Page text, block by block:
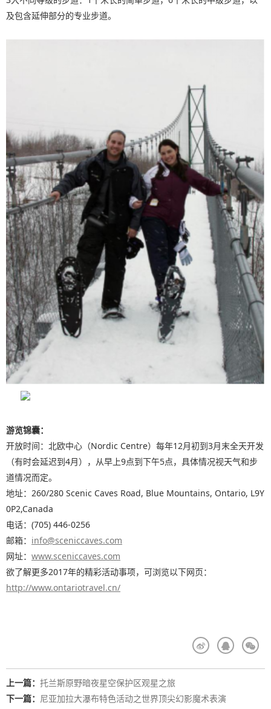
及包含延伸部分的专业步道。
游览锦囊：
开放时间：北欧中心（Nordic Centre）每年12月初到3月末全天开发
（有时会延迟到4月），从早上9点到下午5点，具体情况视天气和步
道情况而定。
地址：260/280 Scenic Caves Road, Blue Mountains, Ontario, L9Y
0P2,Canada
电话：(705) 446-0256
邮箱： info@sceniccaves.com
网址： www.sceniccaves.com
欲了解更多2017年的精彩活动事项，可浏览以下网页：
http://www.ontariotravel.cn/
上一篇： 托兰斯原野暗夜星空保护区观星之旅
下一篇： 尼亚加拉大瀑布特色活动之世界顶尖幻影魔术表演